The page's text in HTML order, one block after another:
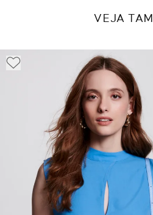
VEJA